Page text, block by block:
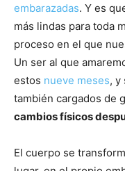
embarazadas. Y es
más lindas para toda
proceso en el que
Un ser al que
estos nueve meses, y
también cargados de
cambios físicos
El cuerpo se